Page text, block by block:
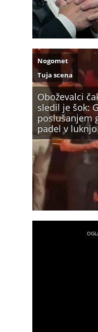
Oboževalci
sledil je šok:
poslušanjem
padel v
Nogomet
Tuja scena